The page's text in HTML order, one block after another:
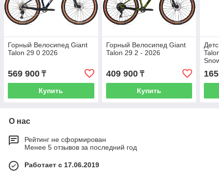
Горный Велосипед Giant
Talon 29 0 2026
569 900 ₸
Купить
Горный Велосипед Giant
Talon 29 2 - 2026
409 900₸
Купить
О нас
Рейтинг не сформирован
Менее 5 отзывов за последний год
Работает с 17.06.2019